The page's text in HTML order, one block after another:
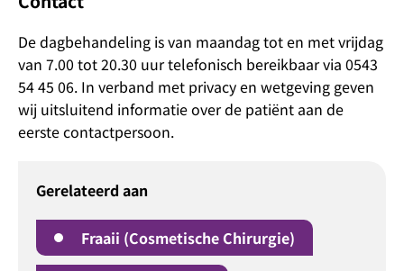
De dagbehandeling is van maandag tot en met vrijdag
van 7.00 tot 20.30 uur telefonisch bereikbaar via 0543
54 45 06. In verband met privacy en wetgeving geven
wij uitsluitend informatie over de patiënt aan de
eerste contactpersoon.
Gerelateerd aan
Fraaii (Cosmetische Chirurgie)